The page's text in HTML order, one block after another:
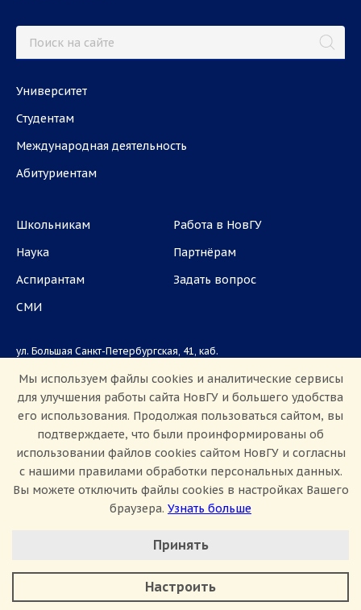
Университет
Студентам
Международная деятельность
Абитуриентам
Школьникам
Наука
Аспирантам
СМИ
Работа в НовГУ
Партнёрам
Задать вопрос
ул. Большая Санкт-Петербургская, 41, каб.
Приемная комиссия: +7(8162)33-20-44
Сведения о доходах
Мы используем файлы cookies и аналитические сервисы
для улучшения работы сайта НовГУ и большего удобства
его использования. Продолжая пользоваться сайтом, вы
подтверждаете, что были проинформированы об
использовании файлов cookies сайтом НовГУ и согласны
с нашими правилами обработки персональных данных.
Вы можете отключить файлы cookies в настройках Вашего
браузера. Узнать больше
Минимальные
Аналитические/Функциональные
Принять
Настроить